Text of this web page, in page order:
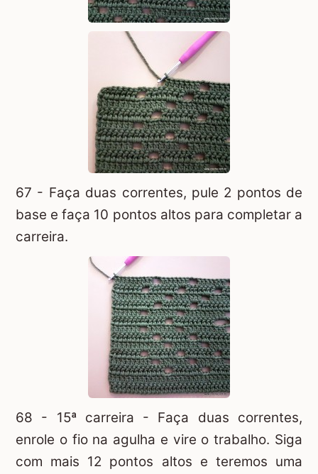
67 - Faça duas correntes, pule 2 pontos de
base e faça 10 pontos altos para completar a
carreira.
68 - 15ª carreira - Faça duas correntes,
enrole o fio na agulha e vire o trabalho. Siga
com mais 12 pontos altos e teremos uma